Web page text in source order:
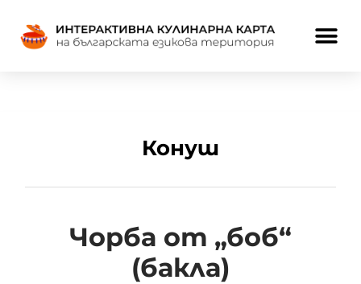
Конуш
Чорба от „боб“
(бакла)